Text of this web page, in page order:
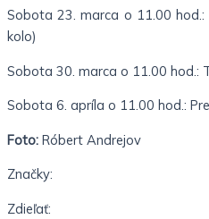
Sobota 23. marca o 11.00 hod.:
kolo)
Sobota 30. marca o 11.00 hod.:
Sobota 6. apríla o 11.00 hod.:
Foto: Róbert Andrejov
Značky:
Zdieľať: